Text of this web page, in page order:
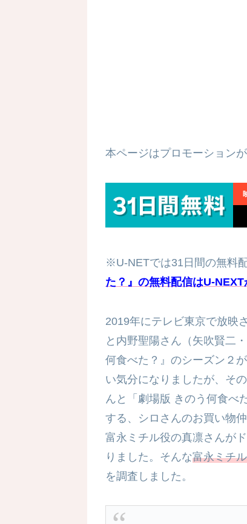
本ページはプロモーション
※U-NETでは31日間の無料
た？』の無料配信はU-
2019年にテレビ東京で放映
と内野聖陽さん（矢吹賢二
何食べた？』のシーズン２
い気分になりましたが、そ
んと「劇場版 きのう何食べ
する、シロさんのお買い物
富永ミチル役の真凛さんが
りました。そんな富永ミチ
を調査しました。